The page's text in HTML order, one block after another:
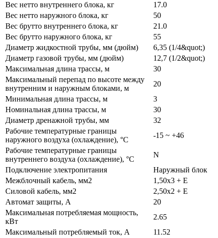
Вес нетто внутреннего блока, кг
17.0
Вес нетто наружного блока, кг
50
Вес брутто внутреннего блока, кг
21.0
Вес брутто наружного блока, кг
55
Диаметр жидкостной трубы, мм (дюйм)
6,35 (1/4&quot;)
Диаметр газовой трубы, мм (дюйм)
12,7 (1/2&quot;)
Максимальная длина трассы, м
30
Максимальный перепад по высоте между
внутренним и наружным блоками, м
20
Минимальная длина трассы, м
3
Номинальная длина трассы, м
30
Диаметр дренажной трубы, мм
32
Рабочие температурные границы
наружного воздуха (охлаждение), °C
-15 ~ +46
Рабочие температурные границы
внутреннего воздуха (охлаждение), °C
N
Подключение электропитания
Наружный блок
Межблочный кабель, мм2
1,50x3 + E
Силовой кабель, мм2
2,50x2 + E
Автомат защиты, А
20
Максимальная потребляемая мощность,
кВт
2.65
Максимальный потребляемый ток, А
11.52